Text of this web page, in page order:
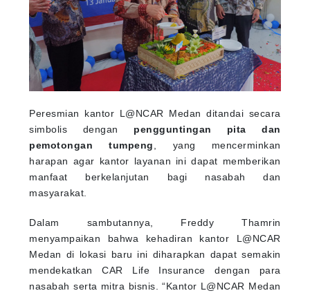
Peresmian kantor L@NCAR Medan ditandai secara
simbolis dengan pengguntingan pita dan
pemotongan tumpeng
, yang mencerminkan
harapan agar kantor layanan ini dapat memberikan
manfaat berkelanjutan bagi nasabah dan
masyarakat.
Dalam sambutannya, Freddy Thamrin
menyampaikan bahwa kehadiran kantor L@NCAR
Medan di lokasi baru ini diharapkan dapat semakin
mendekatkan CAR Life Insurance dengan para
nasabah serta mitra bisnis. “Kantor L@NCAR Medan